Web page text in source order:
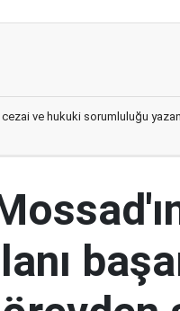
cezai ve hukuki sorumluluğu